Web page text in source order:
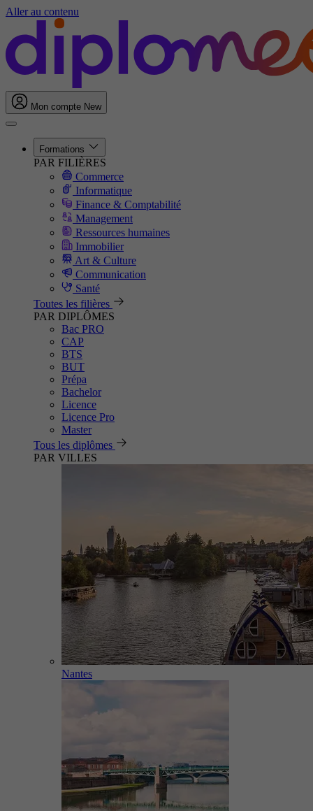
Aller au contenu
Mon compte New
Formations
PAR FILIÈRES
Commerce
Informatique
Finance & Comptabilité
Management
Ressources humaines
Immobilier
Art & Culture
Communication
Santé
Toutes les filières
PAR DIPLÔMES
Bac PRO
CAP
BTS
BUT
Prépa
Bachelor
Licence
Licence Pro
Master
Tous les diplômes
PAR VILLES
Nantes